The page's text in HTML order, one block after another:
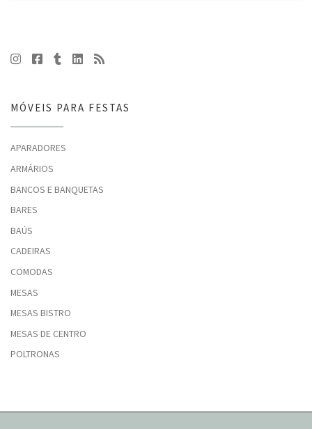
MÓVEIS PARA FESTAS
APARADORES
ARMÁRIOS
BANCOS E BANQUETAS
BARES
BAÚS
CADEIRAS
COMODAS
MESAS
MESAS BISTRO
MESAS DE CENTRO
POLTRONAS